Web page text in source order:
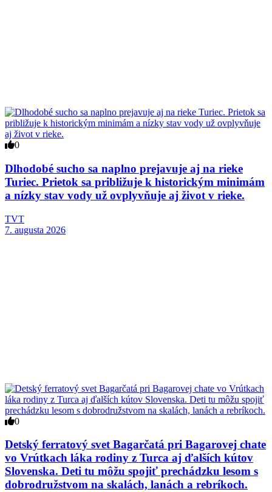
0
Dlhodobé sucho sa naplno prejavuje aj na rieke
Turiec. Prietok sa približuje k historickým minimám
a nízky stav vody už ovplyvňuje aj život v rieke.
TVT
7. augusta 2026
0
Detský ferratový svet Bagarčatá pri Bagarovej chate
vo Vrútkach láka rodiny z Turca aj ďalších kútov
Slovenska. Deti tu môžu spojiť prechádzku lesom s
dobrodružstvom na skalách, lanách a rebríkoch.